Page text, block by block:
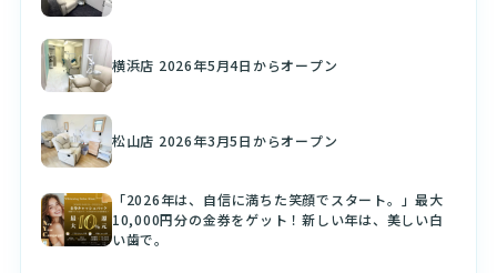
横浜店 2026年5月4日からオープン
松山店 2026年3月5日からオープン
「2026年は、自信に満ちた笑顔でスタート。」最大
10,000円分の金券をゲット！新しい年は、美しい白
い歯で。